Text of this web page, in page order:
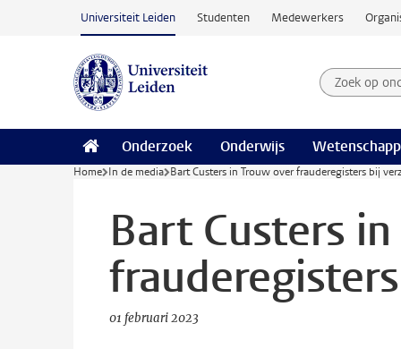
Ga naar hoofdinhoud
Universiteit Leiden Studenten Medewerkers
Zoek op
Zoekterm
Onderzoek Onderwijs
Home In de media Bart Custers in Trouw over frauderegisters bij
Bart Custers
01 februari 2023